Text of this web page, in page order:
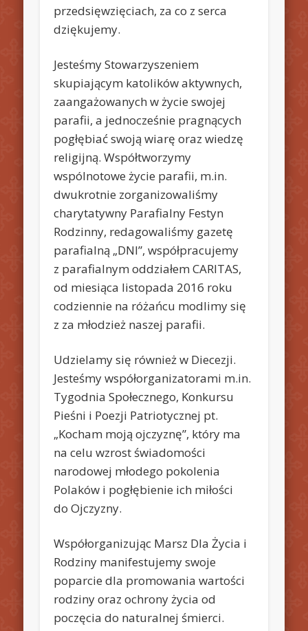
przedsięwzięciach, za co z serca
dziękujemy.
Jesteśmy Stowarzyszeniem
skupiającym katolików aktywnych,
zaangażowanych w życie swojej
parafii, a jednocześnie pragnących
pogłębiać swoją wiarę oraz wiedzę
religijną. Współtworzymy
wspólnotowe życie parafii, m.in.
dwukrotnie zorganizowaliśmy
charytatywny Parafialny Festyn
Rodzinny, redagowaliśmy gazetę
parafialną „DNI”, współpracujemy
z parafialnym oddziałem CARITAS,
od miesiąca listopada 2016 roku
codziennie na różańcu modlimy się
z za młodzież naszej parafii.
Udzielamy się również w Diecezji.
Jesteśmy współorganizatorami m.in.
Tygodnia Społecznego, Konkursu
Pieśni i Poezji Patriotycznej pt.
„Kocham moją ojczyznę”, który ma
na celu wzrost świadomości
narodowej młodego pokolenia
Polaków i pogłębienie ich miłości
do Ojczyzny.
Współorganizując Marsz Dla Życia i
Rodziny manifestujemy swoje
poparcie dla promowania wartości
rodziny oraz ochrony życia od
poczęcia do naturalnej śmierci.